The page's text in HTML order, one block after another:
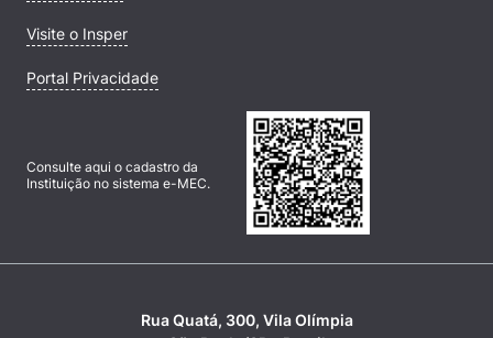
Visite o Insper
Portal Privacidade
Consulte aqui o cadastro da
Instituição no sistema e-MEC.
Rua Quatá, 300, Vila Olímpia